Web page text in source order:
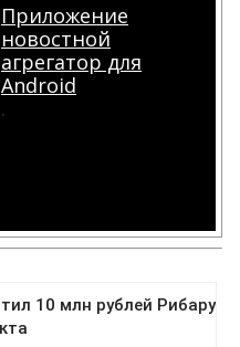
Приложение
новостной
агрегатор для
Android
.